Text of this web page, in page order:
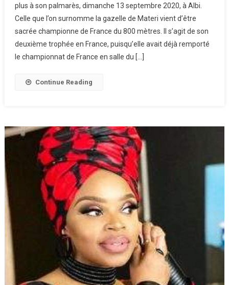
plus à son palmarès, dimanche 13 septembre 2020, à Albi.
Celle que l’on surnomme la gazelle de Materi vient d’être
sacrée championne de France du 800 mètres. Il s’agit de son
deuxième trophée en France, puisqu’elle avait déjà remporté
le championnat de France en salle du […]
Continue Reading